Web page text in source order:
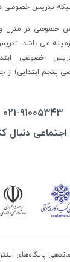
تدریس خصوصی
خصوصی در منزل و
می باشد.
خصوصی
پنجم ابتدایی) از
021-91005343
دنبال
پایگاه‌های